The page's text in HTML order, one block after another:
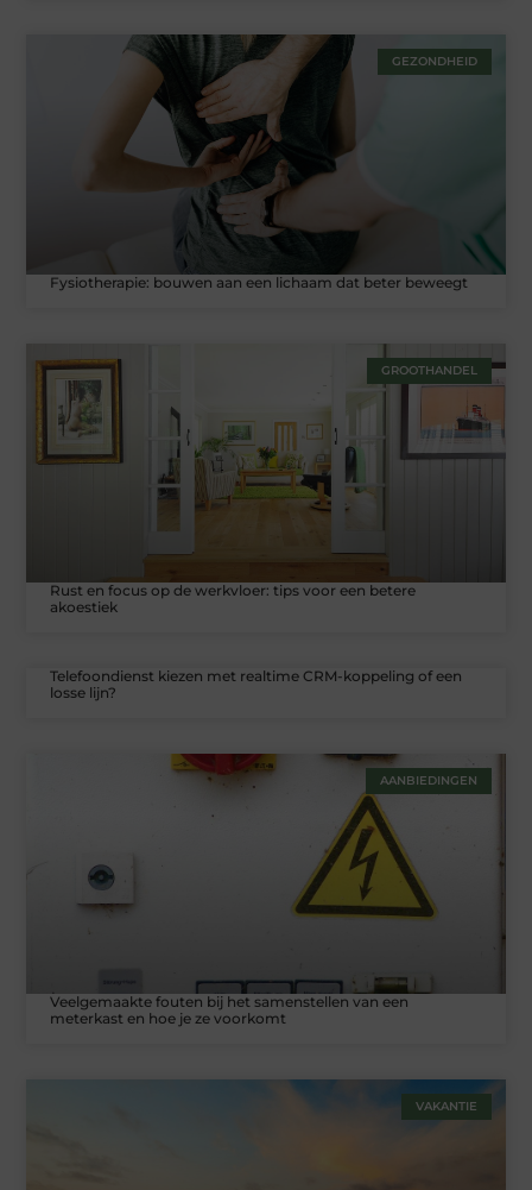
GEZONDHEID
Fysiotherapie: bouwen aan een lichaam dat beter beweegt
GROOTHANDEL
Rust en focus op de werkvloer: tips voor een betere
akoestiek
Telefoondienst kiezen met realtime CRM-koppeling of een
losse lijn?
AANBIEDINGEN
Veelgemaakte fouten bij het samenstellen van een
meterkast en hoe je ze voorkomt
VAKANTIE